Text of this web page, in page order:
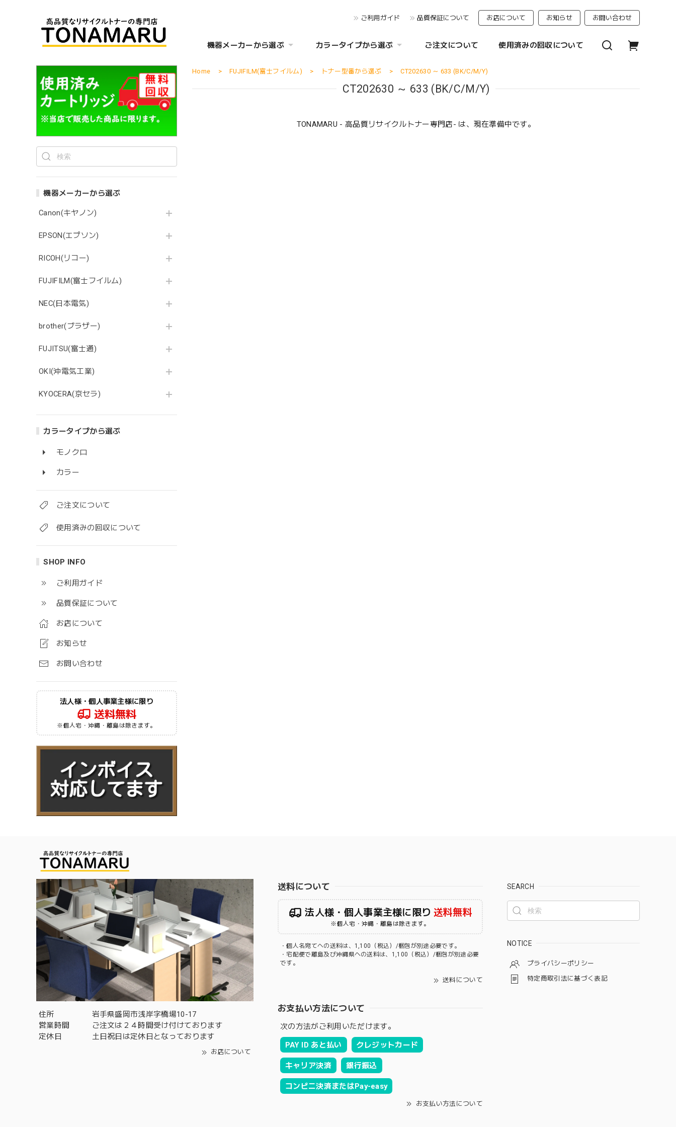
ご利用ガイド 品質保証について お店について お知らせ お問い合わせ
機器メーカーから選ぶ カラータイプから選ぶ ご注文について 使用済みの回収について
機器メーカーから選ぶ
Canon(キヤノン)
EPSON(エプソン)
RICOH(リコー)
FUJIFILM(富士フイルム)
NEC(日本電気)
brother(ブラザー)
FUJITSU(富士通)
OKI(沖電気工業)
KYOCERA(京セラ)
カラータイプから選ぶ
モノクロ
カラー
ご注文について
使用済みの回収について
SHOP INFO
ご利用ガイド
品質保証について
お店について
お知らせ
お問い合わせ
法人様・個人事業主様に限り
送料無料
※個人宅・沖縄・離島は除きます。
Home FUJIFILM(富士フイルム) トナー型番から選ぶ CT202630 ～ 633 (BK/C/M/Y)
CT202630 ～ 633 (BK/C/M/Y)
TONAMARU - 高品質リサイクルトナー専門店- は、現在準備中です。
住所
岩手県盛岡市浅岸字橋場10-17
営業時間
ご注文は２４時間受け付けております
定休日
土日祝日は定休日となっております
お店について
送料について
法人様・個人事業主様に限り 送料無料
※個人宅・沖縄・離島は除きます。
・個人名宛てへの送料は、1,100（税込）/梱包が別途必要です。
・宅配便で離島及び沖縄県への送料は、1,100（税込）/梱包が別途必要
です。
送料について
お支払い方法について
次の方法がご利用いただけます。
PAY ID あと払い クレジットカード
キャリア決済 銀行振込
コンビニ決済またはPay-easy
お支払い方法について
SEARCH
NOTICE
プライバシーポリシー
特定商取引法に基づく表記